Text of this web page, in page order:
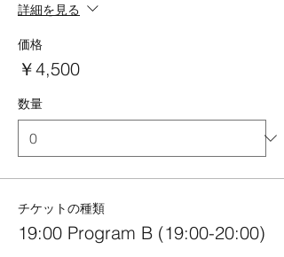
詳細を見る
価格
￥4,500
数量
チケットの種類
19:00 Program B (19:00-20:00)